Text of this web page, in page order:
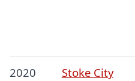
2020 Stoke City